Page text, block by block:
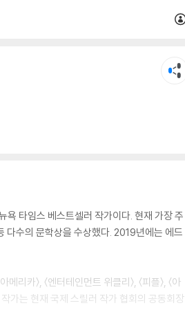
욕 타임스 베스트셀러 작가이다. 현재 가장 주
다수의 문학상을 수상했다. 2019년에는 에드
카〉, 〈엔터테인먼트 위클리〉, 〈피플〉, 〈아
. 작가는 현재 국제 스릴러 작가 협회의 공동회장